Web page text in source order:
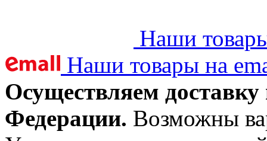
Наши
Наши товары на
Осуществляем
Федерации. Возможны